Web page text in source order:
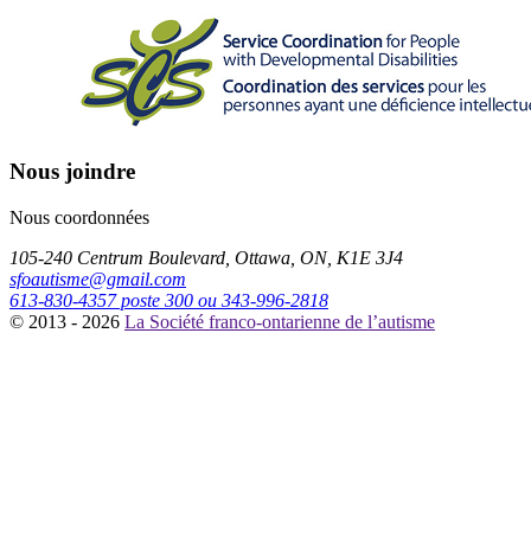
Nous joindre
Nous coordonnées
105-240 Centrum Boulevard, Ottawa, ON, K1E 3J4
sfoautisme@gmail.com
613-830-4357 poste 300 ou 343-996-2818
© 2013 - 2026 La Société franco-ontarienne de l’autisme